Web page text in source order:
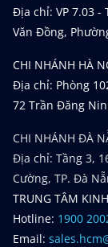
Địa chỉ: VP 7.03 -
Văn Đồng,
CHI NHÁNH HÀ
Địa chỉ: Phòng
72 Trần Đăng
CHI NHÁNH ĐÀ
Địa chỉ: Tầng 3,
Cường, TP. Đà
TRUNG TÂM
Hotline: 1900
Email: